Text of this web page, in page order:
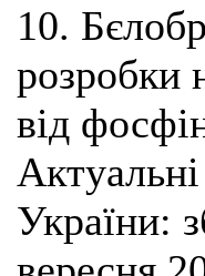
10.
розробки
від
України: